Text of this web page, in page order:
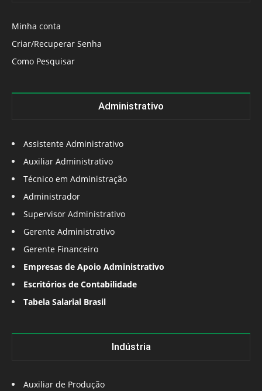
Minha conta
Criar/Recuperar Senha
Como Pesquisar
Administrativo
Assistente Administrativo
Auxiliar Administrativo
Técnico em Administração
Administrador
Supervisor Administrativo
Gerente Administrativo
Gerente Financeiro
Empresas de Apoio Administrativo
Escritórios de Contabilidade
Tabela Salarial Brasil
Indústria
Auxiliar de Produção